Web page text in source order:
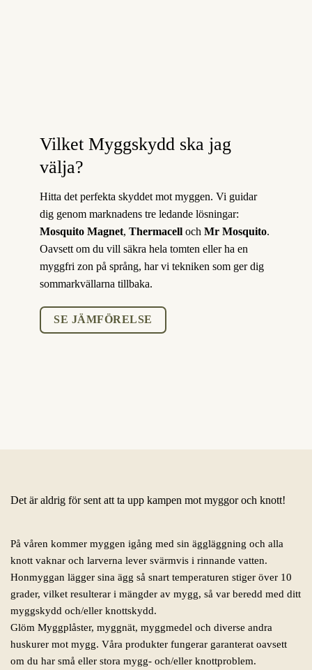
Vilket Myggskydd ska jag
välja?
Hitta det perfekta skyddet mot myggen. Vi guidar
dig genom marknadens tre ledande lösningar:
Mosquito Magnet, Thermacelloch Mr Mosquito.
Oavsett om du vill säkra hela tomten eller ha en
myggfri zon på språng, har vi tekniken som ger dig
sommarkvällarna tillbaka.
SE JÄMFÖRELSE
Det är aldrig för sent att ta upp kampen mot myggor och knott!
På våren kommer myggen igång med sin äggläggning och alla
knott vaknar och larverna lever svärmvis i rinnande vatten.
Honmyggan lägger sina ägg så snart temperaturen stiger över 10
grader, vilket resulterar i mängder av mygg, så var beredd med ditt
myggskydd och/eller knottskydd.
Glöm Myggplåster, myggnät, myggmedel och diverse andra
huskurer mot mygg. Våra produkter fungerar garanterat oavsett
om du har små eller stora mygg- och/eller knottproblem.